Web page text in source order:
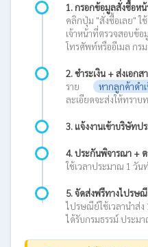
1. กรอกข้อมูลสั่งซื้อหน้
คลิกปุ่ม "สั่งซื้อเลย" ใ
เจ้าหน้าที่ตรวจสอบข้
โทรศัพท์หรืออีเมล กร
2. ชำระเงิน + ส่งเอกส
หากลูกค้าดำ
ราย
ละเอียดจะส่งให้ทราบ
3. แจ้งงานเข้าบริษัทป
4. ประกันพิจารณา +
ใช้เวลาประมาณ 1 วัน
5. จัดส่งฟรีทางไปรษ
ไปรษณีย์ใช้เวลานำส่ง
ได้รับกรมธรรม์ ประม